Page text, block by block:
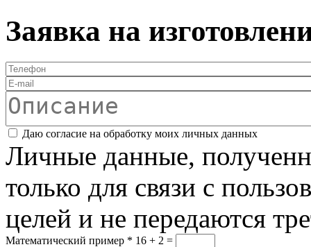
Заявка на
Телефон
E-mail
Описание
Соглашение*
Даю согласие на обработку моих личных данных
Личные данные,
только для связи с
целей и не передаются
Математический пример * 16 + 2 =